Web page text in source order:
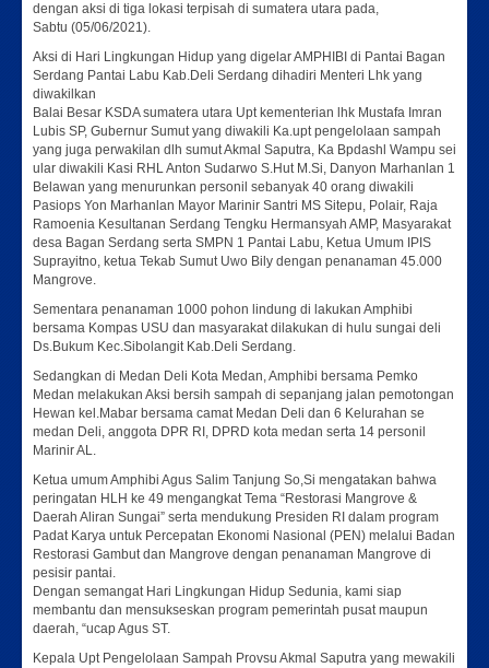
dengan aksi di tiga lokasi terpisah di sumatera utara pada,
Sabtu (05/06/2021).
Aksi di Hari Lingkungan Hidup yang digelar AMPHIBI di Pantai Bagan
Serdang Pantai Labu Kab.Deli Serdang dihadiri Menteri Lhk yang
diwakilkan
Balai Besar KSDA sumatera utara Upt kementerian lhk Mustafa Imran
Lubis SP, Gubernur Sumut yang diwakili Ka.upt pengelolaan sampah
yang juga perwakilan dlh sumut Akmal Saputra, Ka Bpdashl Wampu sei
ular diwakili Kasi RHL Anton Sudarwo S.Hut M.Si, Danyon Marhanlan 1
Belawan yang menurunkan personil sebanyak 40 orang diwakili
Pasiops Yon Marhanlan Mayor Marinir Santri MS Sitepu, Polair, Raja
Ramoenia Kesultanan Serdang Tengku Hermansyah AMP, Masyarakat
desa Bagan Serdang serta SMPN 1 Pantai Labu, Ketua Umum IPIS
Suprayitno, ketua Tekab Sumut Uwo Bily dengan penanaman 45.000
Mangrove.
Sementara penanaman 1000 pohon lindung di lakukan Amphibi
bersama Kompas USU dan masyarakat dilakukan di hulu sungai deli
Ds.Bukum Kec.Sibolangit Kab.Deli Serdang.
Sedangkan di Medan Deli Kota Medan, Amphibi bersama Pemko
Medan melakukan Aksi bersih sampah di sepanjang jalan pemotongan
Hewan kel.Mabar bersama camat Medan Deli dan 6 Kelurahan se
medan Deli, anggota DPR RI, DPRD kota medan serta 14 personil
Marinir AL.
Ketua umum Amphibi Agus Salim Tanjung So,Si mengatakan bahwa
peringatan HLH ke 49 mengangkat Tema “Restorasi Mangrove &
Daerah Aliran Sungai” serta mendukung Presiden RI dalam program
Padat Karya untuk Percepatan Ekonomi Nasional (PEN) melalui Badan
Restorasi Gambut dan Mangrove dengan penanaman Mangrove di
pesisir pantai.
Dengan semangat Hari Lingkungan Hidup Sedunia, kami siap
membantu dan mensukseskan program pemerintah pusat maupun
daerah, “ucap Agus ST.
Kepala Upt Pengelolaan Sampah Provsu Akmal Saputra yang mewakili